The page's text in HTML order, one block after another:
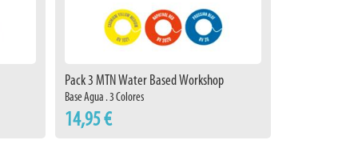
Pack 3 MTN Water Based Workshop
Base Agua . 3 Colores
14,95 €